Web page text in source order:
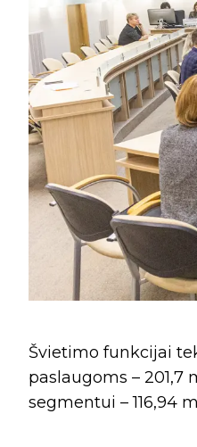
Švietimo funkcijai
paslaugoms – 201,7
segmentui – 116,94